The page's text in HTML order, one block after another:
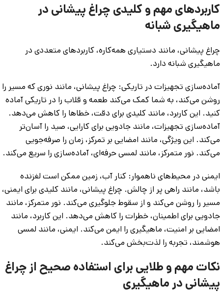
کاربردهای مهم و کلیدی چراغ پیشانی در
ماهیگیری شبانه
چراغ پیشانی، مانند دستیاری همه‌کاره، کاربردهای متعددی در
ماهیگیری شبانه دارد.
آماده‌سازی تجهیزات در تاریکی: چراغ پیشانی، مانند نوری که مسیر را
روشن می‌کند، به شما کمک می‌کند طعمه و قلاب را در تاریکی آماده
کنید. این کاربرد، مانند کلیدی برای دقت، خطاها را کاهش می‌دهد.
آماده‌سازی تجهیزات، مانند جادویی برای کارایی، صید را آسان‌تر
می‌کند. این ویژگی، مانند امضایی بر تمرکز، زمان را صرفه‌جویی
می‌کند. نور متمرکز، مانند لمسی حرفه‌ای، آماده‌سازی را سریع می‌کند.
ایمنی در محیط‌های ناهموار: کنار آب، زمین ممکن است لغزنده
باشد، مانند راهی پر از چالش. چراغ پیشانی، مانند کلیدی برای ایمنی،
مسیر را روشن می‌کند و از سقوط جلوگیری می‌کند. نور متمرکز، مانند
جادویی برای اطمینان، خطرات را کاهش می‌دهد. این کاربرد، مانند
امضایی بر امنیت، ماهیگیری را ایمن می‌کند. ایمنی، مانند لمسی
هوشمند، تجربه را لذت‌بخش می‌کند.
نکات مهم و طلایی برای استفاده صحیح از چراغ
پیشانی در ماهیگیری